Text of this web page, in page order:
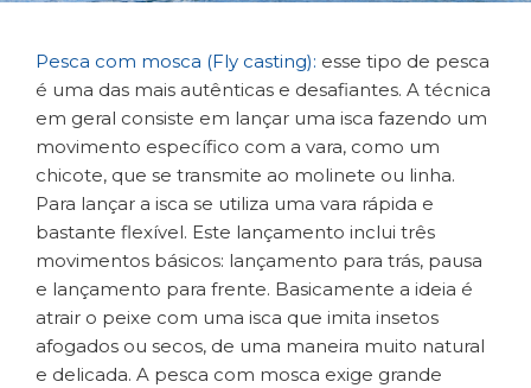
Pesca com mosca (Fly casting): esse tipo de pesca
é uma das mais autênticas e desafiantes. A técnica
em geral consiste em lançar uma isca fazendo um
movimento específico com a vara, como um
chicote, que se transmite ao molinete ou linha.
Para lançar a isca se utiliza uma vara rápida e
bastante flexível. Este lançamento inclui três
movimentos básicos: lançamento para trás, pausa
e lançamento para frente. Basicamente a ideia é
atrair o peixe com uma isca que imita insetos
afogados ou secos, de uma maneira muito natural
e delicada. A pesca com mosca exige grande